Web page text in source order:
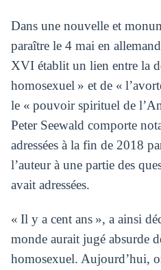
Dans une nouvelle et
paraître le 4 mai en
XVI établit un lien entre la
homosexuel » et de «
le « pouvoir spirituel de
Peter Seewald comporte
adressées à la fin de 2018
l’auteur à une partie des
avait adressées.
« Il y a cent ans », a ainsi
monde aurait jugé absurde
homosexuel. Aujourd’hui,